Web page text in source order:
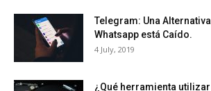
Telegram: Una
Whatsapp está Caído.
4 July, 2019
¿Qué herramienta